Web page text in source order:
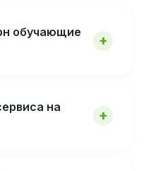
обучающие
на